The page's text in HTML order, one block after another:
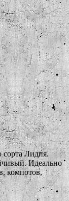
сорта Лидия.
Идеально
компотов,